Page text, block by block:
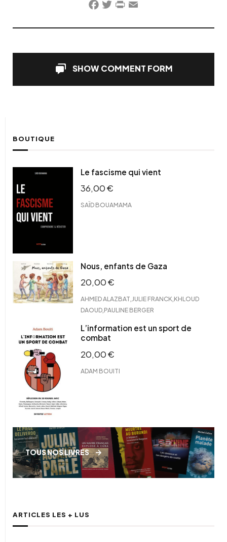
Facebook
TwitterPrintFriendly
Email
SHOW COMMENT FORM
BOUTIQUE
Le fascisme qui vient
36,00€
SAÏD BOUAMAMA
Nous, enfants de Gaza
20,00€
AHMED ALAZBAT JULIE FRANCK KHLOUD
DAOUD PAULINE BERGER
L’information est un sport de
combat
20,00€
ADAM BOUITI
TOUS NOS LIVRES
ARTICLES LES + LUS